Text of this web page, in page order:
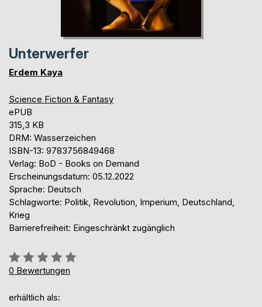
Unterwerfer
Erdem Kaya
Science Fiction & Fantasy
ePUB
315,3 KB
DRM: Wasserzeichen
ISBN-13: 9783756849468
Verlag: BoD - Books on Demand
Erscheinungsdatum: 05.12.2022
Sprache: Deutsch
Schlagworte: Politik, Revolution, Imperium, Deutschland,
Krieg
Barrierefreiheit: Eingeschränkt zugänglich
Bewertung::
0%
0 Bewertungen
erhältlich als: